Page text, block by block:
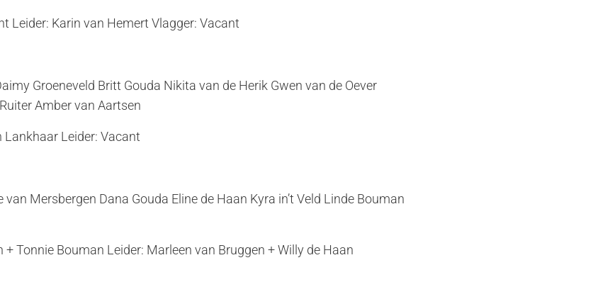
Leider: Karin van Hemert Vlagger: Vacant
Groeneveld Britt Gouda Nikita van de Herik Gwen van de Oever
Amber van Aartsen
Leider: Vacant
Mersbergen Dana Gouda Eline de Haan Kyra in’t Veld Linde Bouman
Tonnie Bouman Leider: Marleen van Bruggen + Willy de Haan